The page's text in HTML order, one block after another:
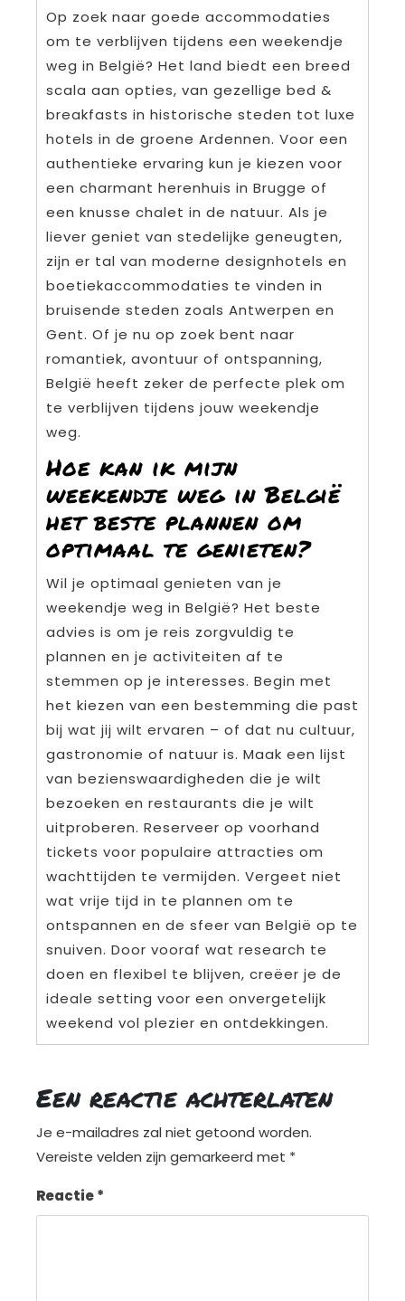
Op zoek naar goede accommodaties
om te verblijven tijdens een weekendje
weg in België? Het land biedt een breed
scala aan opties, van gezellige bed &
breakfasts in historische steden tot luxe
hotels in de groene Ardennen. Voor een
authentieke ervaring kun je kiezen voor
een charmant herenhuis in Brugge of
een knusse chalet in de natuur. Als je
liever geniet van stedelijke geneugten,
zijn er tal van moderne designhotels en
boetiekaccommodaties te vinden in
bruisende steden zoals Antwerpen en
Gent. Of je nu op zoek bent naar
romantiek, avontuur of ontspanning,
België heeft zeker de perfecte plek om
te verblijven tijdens jouw weekendje
weg.
Hoe kan ik mijn
weekendje weg in België
het beste plannen om
optimaal te genieten?
Wil je optimaal genieten van je
weekendje weg in België? Het beste
advies is om je reis zorgvuldig te
plannen en je activiteiten af te
stemmen op je interesses. Begin met
het kiezen van een bestemming die past
bij wat jij wilt ervaren – of dat nu cultuur,
gastronomie of natuur is. Maak een lijst
van bezienswaardigheden die je wilt
bezoeken en restaurants die je wilt
uitproberen. Reserveer op voorhand
tickets voor populaire attracties om
wachttijden te vermijden. Vergeet niet
wat vrije tijd in te plannen om te
ontspannen en de sfeer van België op te
snuiven. Door vooraf wat research te
doen en flexibel te blijven, creëer je de
ideale setting voor een onvergetelijk
weekend vol plezier en ontdekkingen.
Een reactie achterlaten
Je e-mailadres zal niet getoond worden.
Vereiste velden zijn gemarkeerd met *
Reactie*